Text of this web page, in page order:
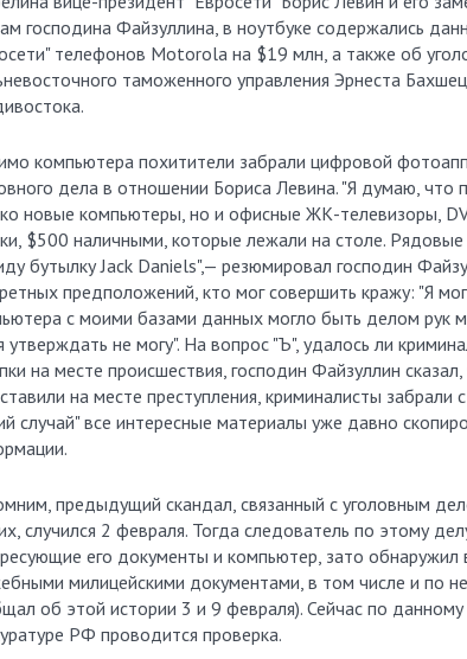
господина Файзуллина, в ноутбуке содержались
телефонов Motorola на $19 млн, а также об
таможенного управления Эрнеста
компьютера похитители забрали цифровой
дела в отношении Бориса Левина. "Я думаю, что
новые компьютеры, но и офисные ЖК-телевизоры,
$500 наличными, которые лежали на столе.
бутылку Jack Daniels",— резюмировал господин
предположений, кто мог совершить кражу: "Я
с моими базами данных могло быть делом рук
утверждать не могу". На вопрос "Ъ", удалось ли
на месте происшествия, господин Файзуллин
на месте преступления, криминалисты забрали
случай" все интересные материалы уже давно
предыдущий скандал, связанный с уголовным
случился 2 февраля. Тогда следователь по этому
его документы и компьютер, зато обнаружил
милицейскими документами, в том числе и по
об этой истории 3 и 9 февраля). Сейчас по
РФ проводится проверка.